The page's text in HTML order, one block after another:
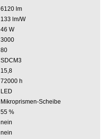
6120 lm
133 lm/W
46 W
3000
80
SDCM3
15,8
72000 h
LED
Mikroprismen-Scheibe
55 %
nein
nein